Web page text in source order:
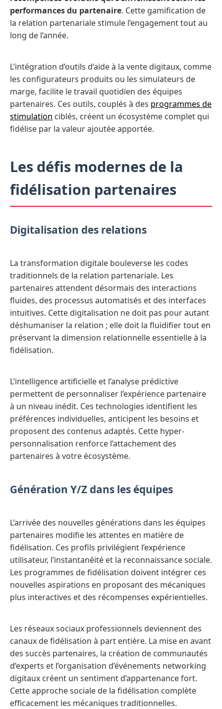
performances du partenaire. Cette gamification de
la relation partenariale stimule l’engagement tout au
long de l’année.
L’intégration d’outils d’aide à la vente digitaux, comme
les configurateurs produits ou les simulateurs de
marge, facilite le travail quotidien des équipes
partenaires. Ces outils, couplés à des programmes de
stimulation ciblés, créent un écosystème complet qui
fidélise par la valeur ajoutée apportée.
Les défis modernes de la
fidélisation partenaires
Digitalisation des relations
La transformation digitale bouleverse les codes
traditionnels de la relation partenariale. Les
partenaires attendent désormais des interactions
fluides, des processus automatisés et des interfaces
intuitives. Cette digitalisation ne doit pas pour autant
déshumaniser la relation ; elle doit la fluidifier tout en
préservant la dimension relationnelle essentielle à la
fidélisation.
L’intelligence artificielle et l’analyse prédictive
permettent de personnaliser l’expérience partenaire
à un niveau inédit. Ces technologies identifient les
préférences individuelles, anticipent les besoins et
proposent des contenus adaptés. Cette hyper-
personnalisation renforce l’attachement des
partenaires à votre écosystème.
Génération Y/Z dans les équipes
L’arrivée des nouvelles générations dans les équipes
partenaires modifie les attentes en matière de
fidélisation. Ces profils privilégient l’expérience
utilisateur, l’instantanéité et la reconnaissance sociale.
Les programmes de fidélisation doivent intégrer ces
nouvelles aspirations en proposant des mécaniques
plus interactives et des récompenses expérientielles.
Les réseaux sociaux professionnels deviennent des
canaux de fidélisation à part entière. La mise en avant
des succès partenaires, la création de communautés
d’experts et l’organisation d’événements networking
digitaux créent un sentiment d’appartenance fort.
Cette approche sociale de la fidélisation complète
efficacement les mécaniques traditionnelles.